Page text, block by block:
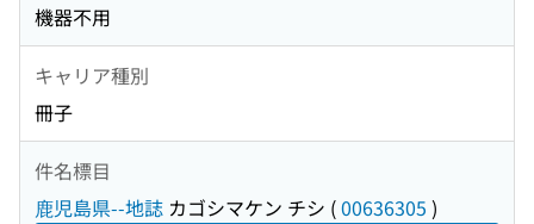
機器不用
キャリア種別
冊子
件名標目
鹿児島県--地誌 カゴシマケン チシ (00636305 )